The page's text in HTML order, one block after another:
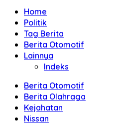
Home
Politik
Tag Berita
Berita Otomotif
Lainnya
Indeks
Berita Otomotif
Berita Olahraga
Kejahatan
Nissan